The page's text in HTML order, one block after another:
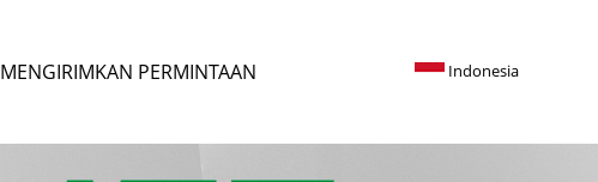
MENGIRIMKAN PERMINTAAN Indonesia